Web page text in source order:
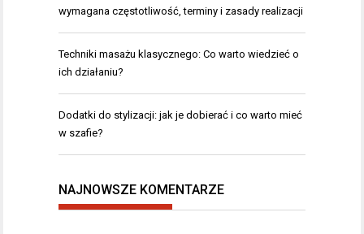
wymagana częstotliwość, terminy i zasady realizacji
Techniki masażu klasycznego: Co warto wiedzieć o
ich działaniu?
Dodatki do stylizacji: jak je dobierać i co warto mieć
w szafie?
NAJNOWSZE KOMENTARZE